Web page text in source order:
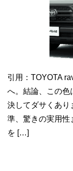
引用：TOYOTA
へ。結論、この色
決してダサくあり
準、驚きの実用性
を […]